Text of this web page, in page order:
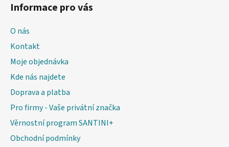
Informace pro vás
O nás
Kontakt
Moje objednávka
Kde nás najdete
Doprava a platba
Pro firmy - Vaše privátní značka
Věrnostní program SANTINI+
Obchodní podmínky